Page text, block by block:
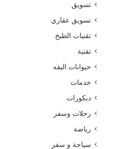
تسويق
تسويق عقاري
تقنيات الطبخ
تقنية
حيوانات اليفه
خدمات
ديكورات
رحلات وسفر
رياضة
سياحة و سفر